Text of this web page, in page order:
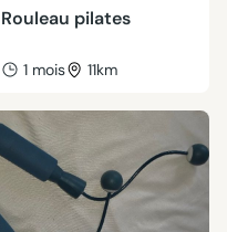
Rouleau pilates
1 mois 11km